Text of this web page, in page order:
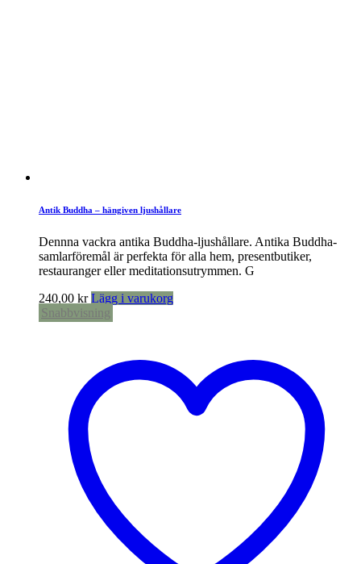
Antik Buddha – hängiven ljushållare
Dennna vackra antika Buddha-ljushållare. Antika Buddha-
samlarföremål är perfekta för alla hem, presentbutiker,
restauranger eller meditationsutrymmen. G
240,00 kr Lägg i varukorg
Snabbvisning